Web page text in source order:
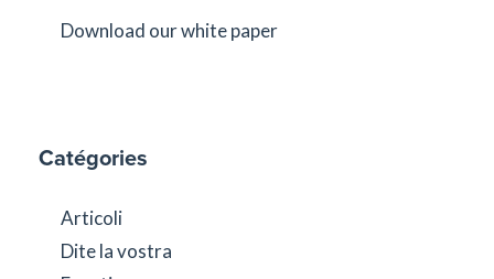
Download our white paper
Catégories
Articoli
Dite la vostra